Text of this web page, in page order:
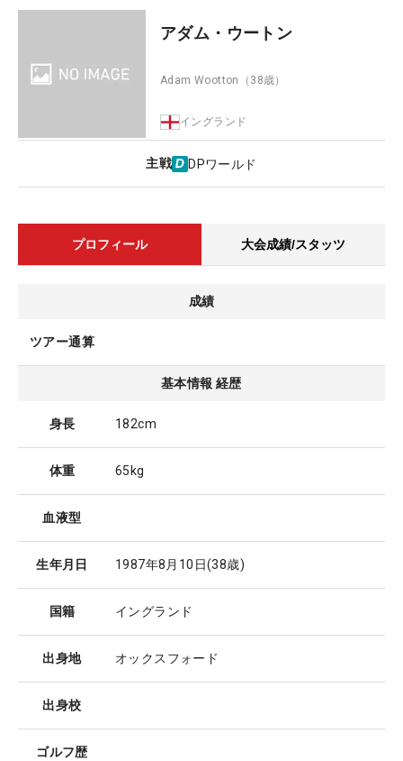
アダム・ウートン
Adam Wootton （38歳）
イングランド
主戦 DPワールド
プロフィール 大会成績/スタッツ
成績
ツアー通算
基本情報 経歴
身長 182cm
体重 65kg
血液型
生年月日 1987年8月10日(38歳)
国籍 イングランド
出身地 オックスフォード
出身校
ゴルフ歴